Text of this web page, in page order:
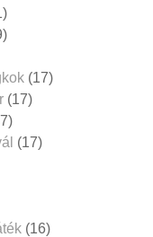
(17)
(17)
(17)
(16)